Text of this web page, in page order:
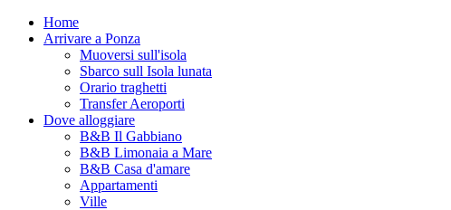
Home
Arrivare a Ponza
Muoversi sull'isola
Sbarco sull Isola lunata
Orario traghetti
Transfer Aeroporti
Dove alloggiare
B&B Il Gabbiano
B&B Limonaia a Mare
B&B Casa d'amare
Appartamenti
Ville